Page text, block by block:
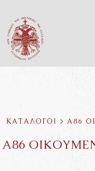
ΚΑΤΑΛΟΓΟΙ > Α86
Α86